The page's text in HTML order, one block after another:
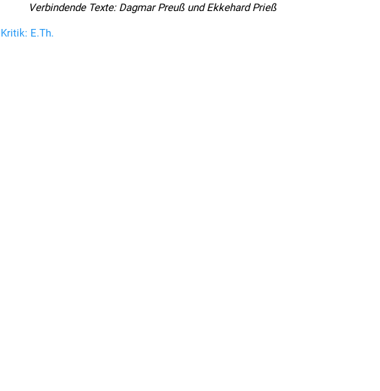
Verbindende Texte: Dagmar Preuß und Ekkehard Prieß
Kritik: E.Th.